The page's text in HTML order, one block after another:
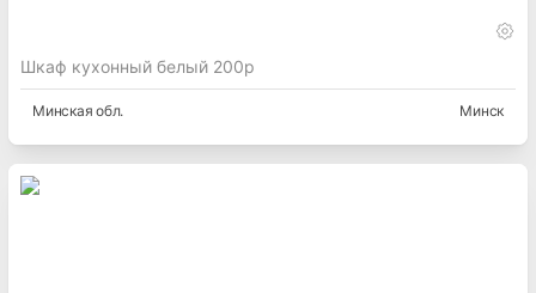
Шкаф кухонный белый 200р
Минская обл. Минск